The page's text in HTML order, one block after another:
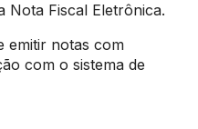
Nota Fiscal Eletrônica.
emitir notas com
com o sistema de